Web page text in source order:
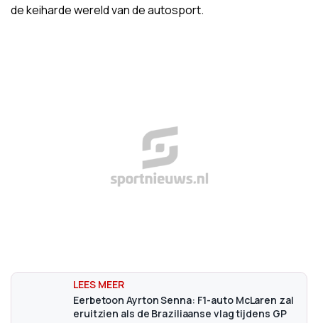
de keiharde wereld van de autosport.
Eerbetoon Ayrton Senna: F1-auto McLaren zal
eruitzien als de Braziliaanse vlag tijdens GP